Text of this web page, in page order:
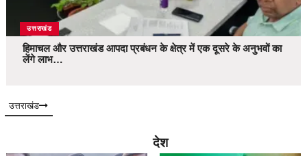
उत्तराखंड
हिमाचल और उत्तराखंड आपदा प्रबंधन के क्षेत्र में एक दूसरे के अनुभवों का
लेंगे लाभ…
उत्तराखंड
देश